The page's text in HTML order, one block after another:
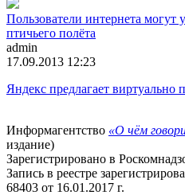
Пользователи интернета
птичьего полёта
admin
17.09.2013 12:23
Яндекс предлагает виртуально
Информагентство «О чём
издание)
Зарегистрировано в
Запись в реестре
68403 от 16.01.2017 г.